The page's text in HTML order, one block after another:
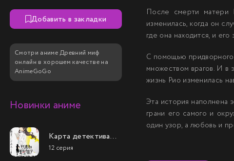
Добавить в закладки
Смотри аниме Древний миф
онлайн в хорошем качестве на
AnimeGoGo
Новинки аниме
Карта детектива
Такао Амэку
12 серия
После смерти матери
изменилась, когда он
где она находится, и
С помощью придворного
множеством врагов. И в
жизнь Рио изменилась
Эта история наполнена
грани его самого и
один узор, а любовь и